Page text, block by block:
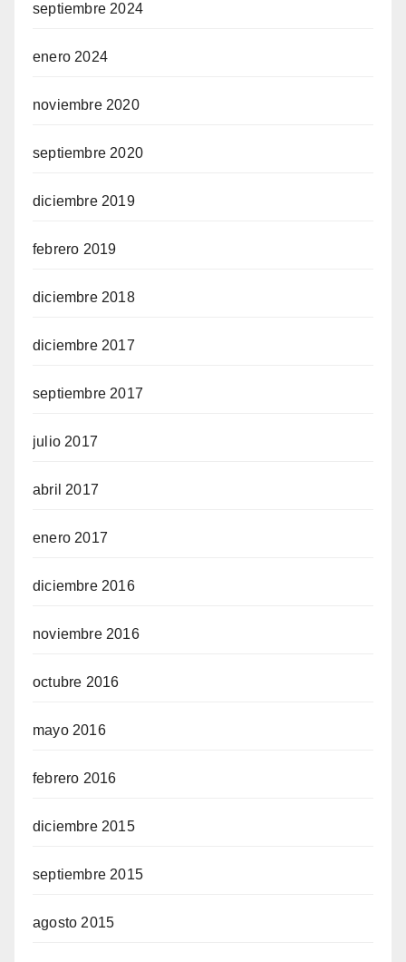
septiembre 2024
enero 2024
noviembre 2020
septiembre 2020
diciembre 2019
febrero 2019
diciembre 2018
diciembre 2017
septiembre 2017
julio 2017
abril 2017
enero 2017
diciembre 2016
noviembre 2016
octubre 2016
mayo 2016
febrero 2016
diciembre 2015
septiembre 2015
agosto 2015